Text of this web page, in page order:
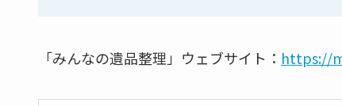
「みんなの遺品整理」ウェブサイト： https://